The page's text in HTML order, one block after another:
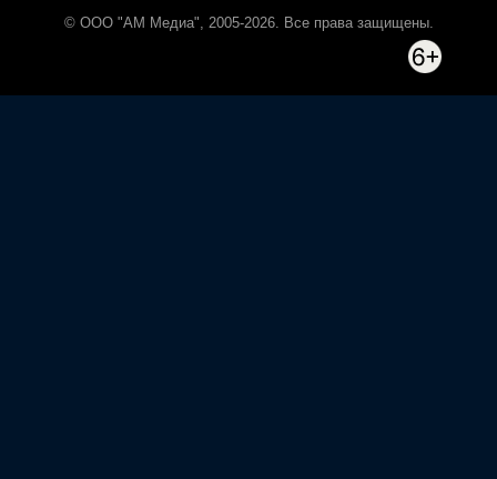
© ООО "АМ Медиа", 2005-2026. Все права защищены.